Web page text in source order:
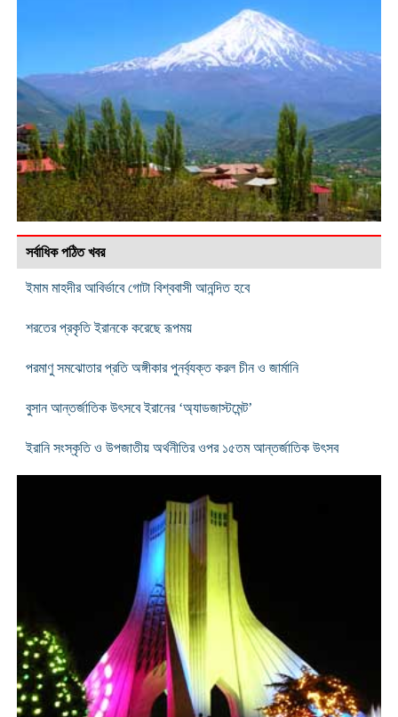
সর্বাধিক পঠিত খবর
ইমাম মাহদীর আবির্ভাবে গোটা বিশ্ববাসী আনন্দিত হবে
শরতের প্রকৃতি ইরানকে করেছে রূপময়
পরমাণু সমঝোতার প্রতি অঙ্গীকার পুনর্ব্যক্ত করল চীন ও জার্মানি
বুসান আন্তর্জাতিক উৎসবে ইরানের ‘অ্যাডজাস্টমেন্ট’
ইরানি সংস্কৃতি ও উপজাতীয় অর্থনীতির ওপর ১৫তম আন্তর্জাতিক উৎসব